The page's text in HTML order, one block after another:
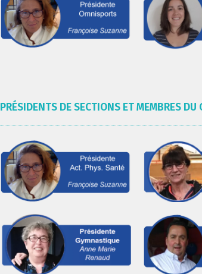
PRÉSIDENTS DE SECTIONS ET MEMBRES